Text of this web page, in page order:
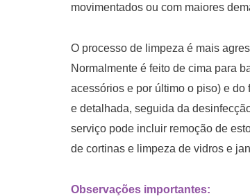
movimentados ou com maiores
O processo de limpeza é mais
Normalmente é feito de cima para
acessórios e por último o piso) e
e detalhada, seguida da
serviço pode incluir remoção de
de cortinas e limpeza de vidros e
Observações importantes: